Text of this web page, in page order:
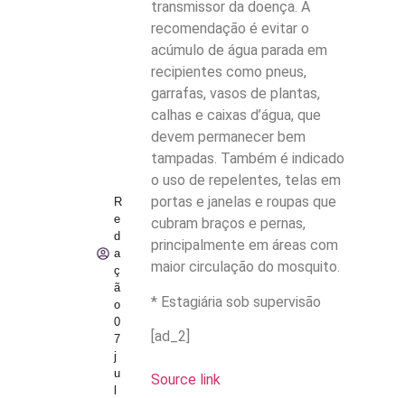
R
e
d
a
ç
ã
o
0
7
j
u
transmissor da doença. A
recomendação é evitar o
acúmulo de água parada em
recipientes como pneus,
garrafas, vasos de plantas,
calhas e caixas d’água, que
devem permanecer bem
tampadas. Também é indicado
o uso de repelentes, telas em
portas e janelas e roupas que
cubram braços e pernas,
principalmente em áreas com
maior circulação do mosquito.
* Estagiária sob supervisão
[ad_2]
Source link